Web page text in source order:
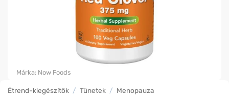
Étrend-kiegészítők / Tünetek / Menopauza
Márka: Now Foods